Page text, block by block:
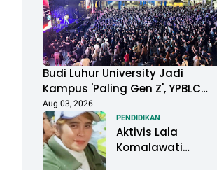
Budi Luhur University Jadi
Kampus 'Paling Gen Z', YPBLC
Dukung Mahasiswa Gelar
Festival Musik Berkapasitas
Ribuan Penonton
Aug 03, 2026
PENDIDIKAN
Aktivis Lala
Komalawati